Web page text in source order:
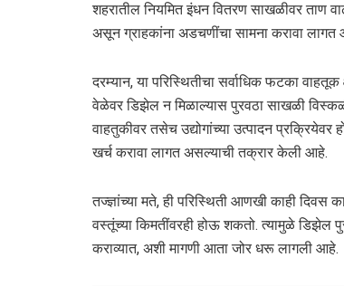
शहरातील नियमित इंधन वितरण साखळीवर ताण
असून ग्राहकांना अडचणींचा सामना करावा लागत
दरम्यान, या परिस्थितीचा सर्वाधिक फटका
वेळेवर डिझेल न मिळाल्यास पुरवठा साखळी
वाहतुकीवर तसेच उद्योगांच्या उत्पादन प्रक्रियेवर
खर्च करावा लागत असल्याची तक्रार केली आहे.
तज्ज्ञांच्या मते, ही परिस्थिती आणखी काही दिवस
वस्तूंच्या किमतींवरही होऊ शकतो. त्यामुळे डिझेल
कराव्यात, अशी मागणी आता जोर धरू लागली आहे.